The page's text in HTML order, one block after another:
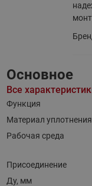
Основное
Все
Функция
Материал уплотнения
Рабочая среда
Присоединение
Ду, мм